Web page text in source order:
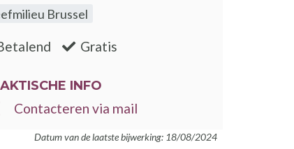
Brussel
:nee Gratis
INFO
Contacteren via mail
Datum van de laatste bijwerking: 18/08/2024